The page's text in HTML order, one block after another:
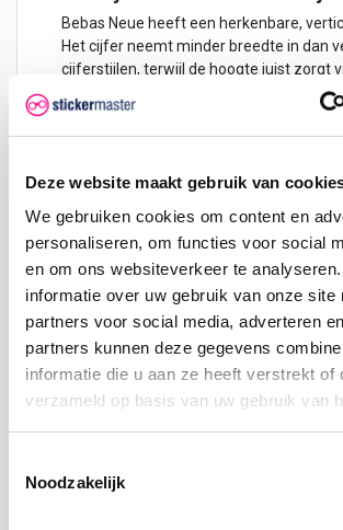
Deze website maakt gebruik van
We gebruiken cookies om content en
personaliseren, om functies voor social
en om ons websiteverkeer te
informatie over uw gebruik van onze site
partners voor social media, adverteren
partners kunnen deze gegevens
informatie die u aan ze heeft verstrekt of
verzameld op basis van uw gebruik van
Noodzakelijk
Bebas Neue heeft een herkenbare,
Het cijfer neemt minder breedte in dan
cijferstijlen, terwijl de hoogte juist zorgt
duidelijke uitstraling. Dat is handig
nummering wilt plaatsen op een smal
bijvoorbeeld op een deurstijl, kastdeur,
Deze specifieke pagina draait om het
belangrijk wanneer je zelf een nummer,
reeks samenstelt en precies wilt bepalen
losse tweeën je nodig hebt. Denk aan
zoals 22, 202 of 212, maar ook aan
etages, parkeerplaatsen of interne
waarbij het cijfer 2 vaker terugkomt.
Zelf hoogte, kleur en
De Cijfer Sticker Bebas Neue 2 is op
van klein en subtiel tot groot en
hoogte hangt vooral af van de kijkafstand